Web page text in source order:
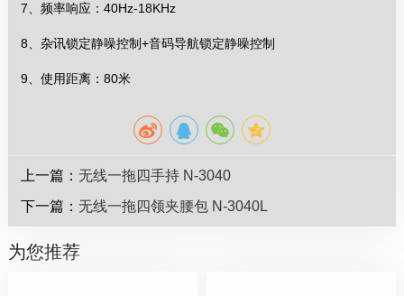
7、频率响应：40Hz-18KHz
8、杂讯锁定静噪控制+音码导航锁定静噪控制
9、使用距离：80米
上一篇：无线一拖四手持 N-3040
下一篇：无线一拖四领夹腰包 N-3040L
为您推荐